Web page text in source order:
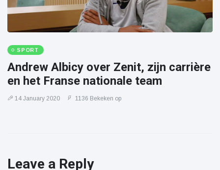
SPORT
Andrew Albicy over Zenit, zijn carrière
en het Franse nationale team
14 January 2020 1136 Bekeken op
Leave a Reply